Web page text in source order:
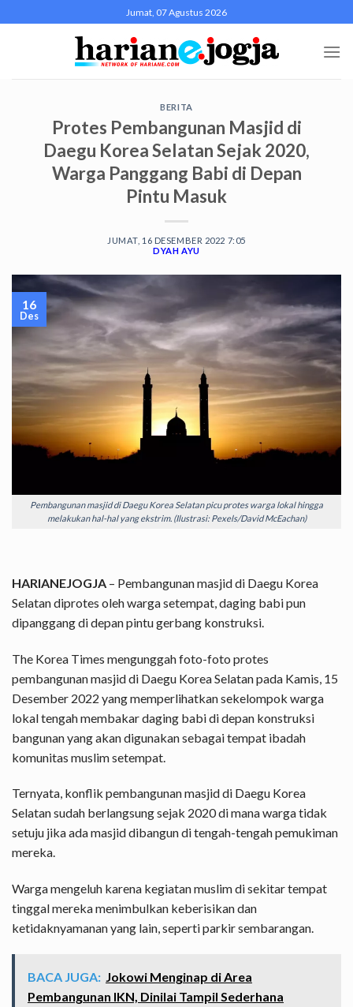
to
Jumat, 07 Agustus 2026
BERITA
Protes Pembangunan Masjid di
Daegu Korea Selatan Sejak 2020,
Warga Panggang Babi di Depan
Pintu Masuk
JUMAT, 16 DESEMBER 2022 7:05
DYAH AYU
Pembangunan masjid di Daegu Korea Selatan picu protes warga lokal hingga
melakukan hal-hal yang ekstrim. (Ilustrasi: Pexels/David McEachan)
16
Des
HARIANEJOGJA – Pembangunan masjid di Daegu Korea
Selatan diprotes oleh warga setempat, daging babi pun
dipanggang di depan pintu gerbang konstruksi.
The Korea Times mengunggah foto-foto protes
pembangunan masjid di Daegu Korea Selatan pada Kamis, 15
Desember 2022 yang memperlihatkan sekelompok warga
lokal tengah membakar daging babi di depan konstruksi
bangunan yang akan digunakan sebagai tempat ibadah
komunitas muslim setempat.
Ternyata, konflik pembangunan masjid di Daegu Korea
Selatan sudah berlangsung sejak 2020 di mana warga tidak
setuju jika ada masjid dibangun di tengah-tengah pemukiman
mereka.
Warga mengeluh karena kegiatan muslim di sekitar tempat
tinggal mereka menimbulkan keberisikan dan
ketidaknyamanan yang lain, seperti parkir sembarangan.
BACA JUGA: Jokowi Menginap di Area
Pembangunan IKN, Dinilai Tampil Sederhana